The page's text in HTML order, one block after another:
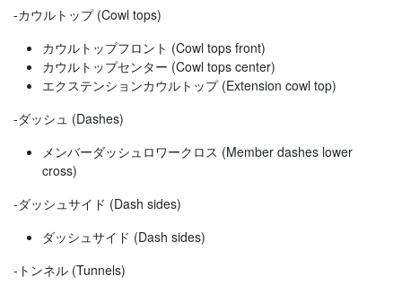
-カウルトップ (Cowl tops)
カウルトップフロント (Cowl tops front)
カウルトップセンター (Cowl tops center)
エクステンションカウルトップ (Extension cowl top)
-ダッシュ (Dashes)
メンバーダッシュロワークロス (Member dashes lower
cross)
-ダッシュサイド (Dash sides)
ダッシュサイド (Dash sides)
-トンネル (Tunnels)